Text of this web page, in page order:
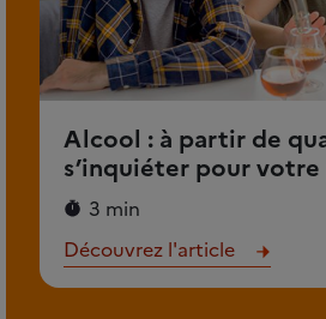
Alcool : à partir de
s’inquiéter pour votre
3 min
Découvrez l'article